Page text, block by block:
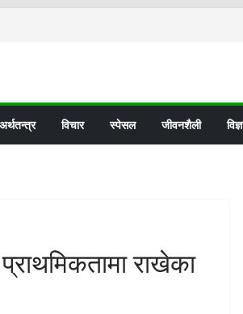
अर्थतन्त्र विचार स्पेसल जीवनशैली
राखेका